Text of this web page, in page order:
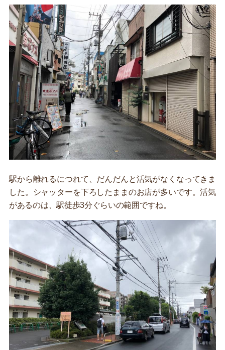
駅から離れるにつれて、だんだんと活気がなくなってきま
した。シャッターを下ろしたままのお店が多いです。活気
があるのは、駅徒歩3分ぐらいの範囲ですね。